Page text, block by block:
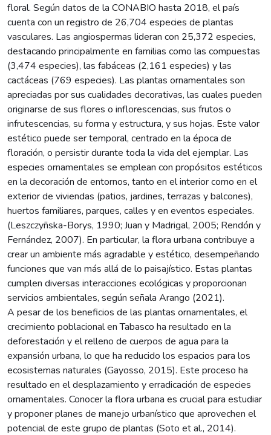
floral. Según datos de la CONABIO hasta 2018, el país
cuenta con un registro de 26,704 especies de plantas
vasculares. Las angiospermas lideran con 25,372 especies,
destacando principalmente en familias como las compuestas
(3,474 especies), las fabáceas (2,161 especies) y las
cactáceas (769 especies). Las plantas ornamentales son
apreciadas por sus cualidades decorativas, las cuales pueden
originarse de sus flores o inflorescencias, sus frutos o
infrutescencias, su forma y estructura, y sus hojas. Este valor
estético puede ser temporal, centrado en la época de
floración, o persistir durante toda la vida del ejemplar. Las
especies ornamentales se emplean con propósitos estéticos
en la decoración de entornos, tanto en el interior como en el
exterior de viviendas (patios, jardines, terrazas y balcones),
huertos familiares, parques, calles y en eventos especiales.
(Leszczyñska-Borys, 1990; Juan y Madrigal, 2005; Rendón y
Fernández, 2007). En particular, la flora urbana contribuye a
crear un ambiente más agradable y estético, desempeñando
funciones que van más allá de lo paisajístico. Estas plantas
cumplen diversas interacciones ecológicas y proporcionan
servicios ambientales, según señala Arango (2021).
A pesar de los beneficios de las plantas ornamentales, el
crecimiento poblacional en Tabasco ha resultado en la
deforestación y el relleno de cuerpos de agua para la
expansión urbana, lo que ha reducido los espacios para los
ecosistemas naturales (Gayosso, 2015). Este proceso ha
resultado en el desplazamiento y erradicación de especies
ornamentales. Conocer la flora urbana es crucial para estudiar
y proponer planes de manejo urbanístico que aprovechen el
potencial de este grupo de plantas (Soto et al., 2014).